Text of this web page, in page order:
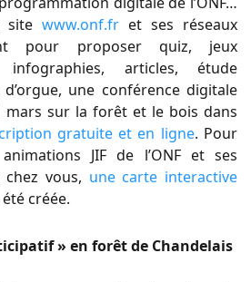
site www.onf.fr et ses réseaux
pour proposer quiz, jeux
infographies, articles, étude
une conférence digitale
mars sur la forêt et le bois dans
gratuite et en ligne. Pour
JIF de l’ONF et ses
vous, une carte interactive
créée.
» en forêt de Chandelais